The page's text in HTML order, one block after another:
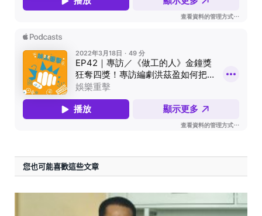
您也可能喜歡這些文章